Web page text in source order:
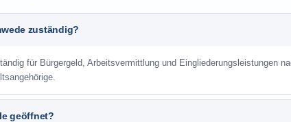
zuständig?
für Bürgergeld, Arbeitsvermittlung und Eingliederungsleistungen
geöffnet?